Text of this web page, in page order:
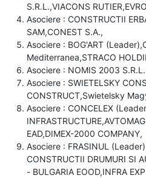
S.R.L.,VIACONS
Asociere : CONSTRUCTII
SAM,CONEST S.A.,
Asociere : BOG'ART
Mediterranea,STRACO
Asociere : NOMIS 2003
Asociere : SWIETELSKY
CONSTRUCT,Swietelsky
Asociere : CONCELEX
EAD,DIMEX-2000 COMPANY,
Asociere : FRASINUL
CONSTRUCTII DRUMURI SI
- BULGARIA EOOD,INFRA